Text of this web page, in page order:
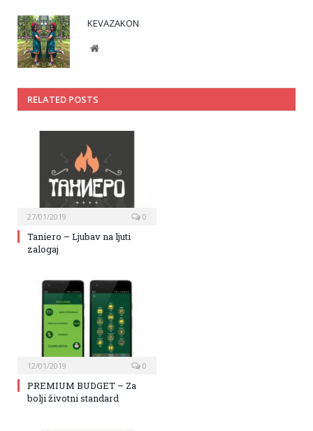
KEVAZAKON
Website
RELATED POSTS
27/01/2019 0
Taniero – Ljubav na ljuti
zalogaj
12/01/2019 0
PREMIUM BUDGET – Za
bolji životni standard